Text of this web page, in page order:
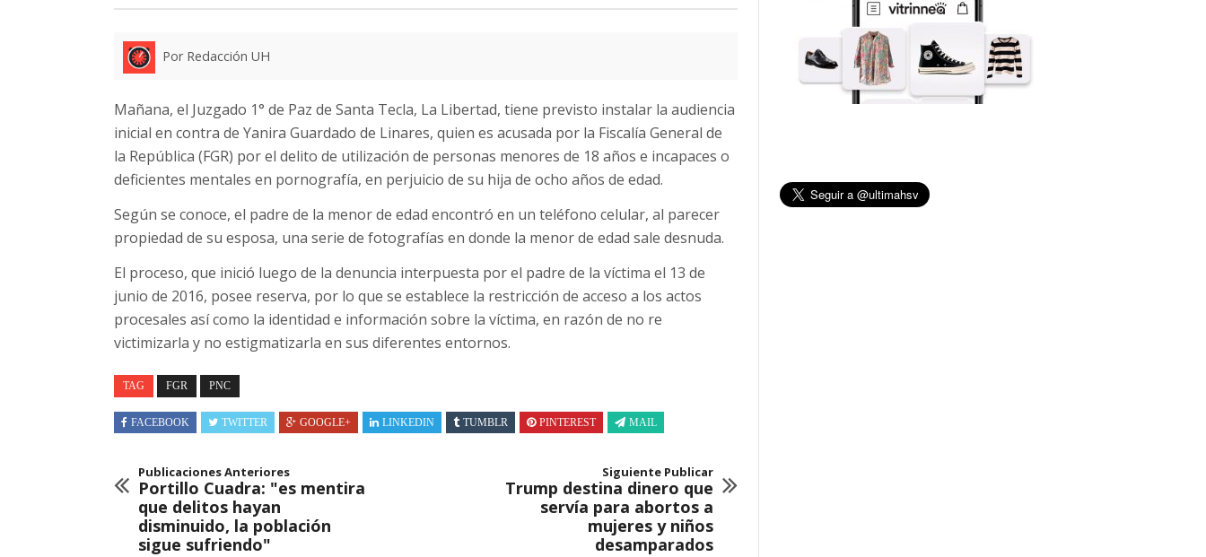
Por Redacción UH
Mañana, el Juzgado 1° de Paz de Santa Tecla, La Libertad, tiene previsto instalar la audiencia
inicial en contra de Yanira Guardado de Linares, quien es acusada por la Fiscalía General de
la República (FGR) por el delito de utilización de personas menores de 18 años e incapaces o
deficientes mentales en pornografía, en perjuicio de su hija de ocho años de edad.
Según se conoce, el padre de la menor de edad encontró en un teléfono celular, al parecer
propiedad de su esposa, una serie de fotografías en donde la menor de edad sale desnuda.
El proceso, que inició luego de la denuncia interpuesta por el padre de la víctima el 13 de
junio de 2016, posee reserva, por lo que se establece la restricción de acceso a los actos
procesales así como la identidad e información sobre la víctima, en razón de no re
victimizarla y no estigmatizarla en sus diferentes entornos.
TAG FGR PNC
FACEBOOK TWITTER GOOGLE+ LINKEDIN TUMBLR PINTEREST MAIL
Publicaciones Anteriores
Portillo Cuadra: "es mentira
que delitos hayan
disminuido, la población
sigue sufriendo"
Siguiente Publicar
Trump destina dinero que
servía para abortos a
mujeres y niños
desamparados